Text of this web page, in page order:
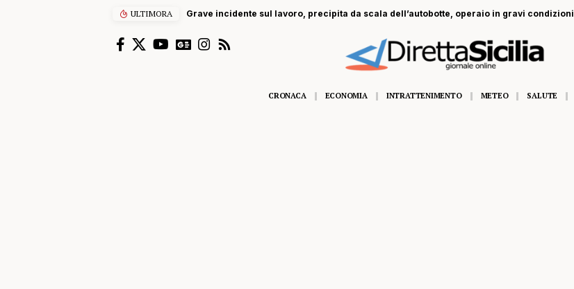
ULTIMORA Grave incidente sul lavoro, precipita da scala dell’autobotte, operaio in gravi condizioni
CRONACA ECONOMIA INTRATTENIMENTO METEO SALUTE